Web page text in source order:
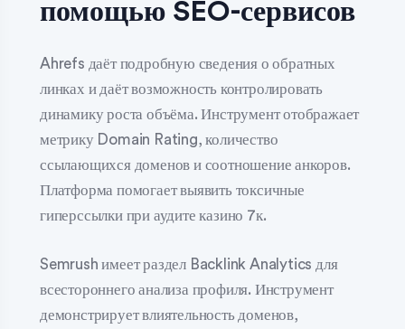
помощью SEO-сервисов
Ahrefs даёт подробную сведения о обратных
линках и даёт возможность контролировать
динамику роста объёма. Инструмент отображает
метрику Domain Rating, количество
ссылающихся доменов и соотношение анкоров.
Платформа помогает выявить токсичные
гиперссылки при аудите казино 7к.
Semrush имеет раздел Backlink Analytics для
всестороннего анализа профиля. Инструмент
демонстрирует влиятельность доменов,